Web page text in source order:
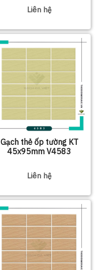
Liên hệ
Gạch thẻ ốp tường KT
45x95mm V4583
Liên hệ